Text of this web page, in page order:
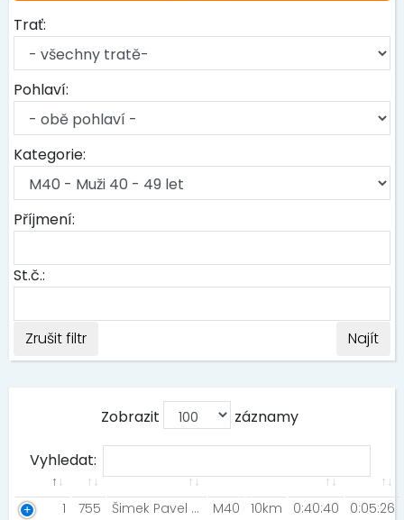
Trať:
Pohlaví:
Kategorie:
Příjmení:
St.č.:
Zrušit filtr Najít
Zobrazit záznamy
Vyhledat:
1 755 Šimek Pavel [ZFP2024] M40 10km 0:40:40
0:05:26